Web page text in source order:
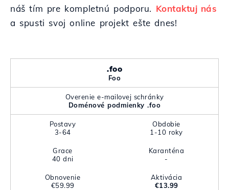
náš tím pre kompletnú podporu. Kontaktuj nás
a spusti svoj online projekt ešte dnes!
.foo
Foo
Overenie e-mailovej schránky
Doménové podmienky .foo
Postavy
3-64
Obdobie
1-10 roky
Grace
40 dni
Karanténa
-
Obnovenie
€59.99
Aktivácia
€13.99